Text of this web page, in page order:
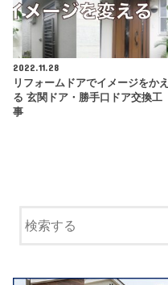
2022.11.28
リフォームドアでイメージをかえ
る 玄関ドア・勝手口ドア交換工
事